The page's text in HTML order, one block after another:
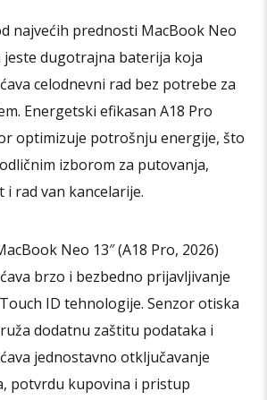
najvećih prednosti MacBook Neo
jeste dugotrajna baterija koja
celodnevni rad bez potrebe za
Energetski efikasan A18 Pro
optimizuje potrošnju energije, što
izborom za putovanja,
i rad van kancelarije.
Neo 13″ (A18 Pro, 2026)
brzo i bezbedno prijavljivanje
ID tehnologije. Senzor otiska
dodatnu zaštitu podataka i
jednostavno otključavanje
potvrdu kupovina i pristup